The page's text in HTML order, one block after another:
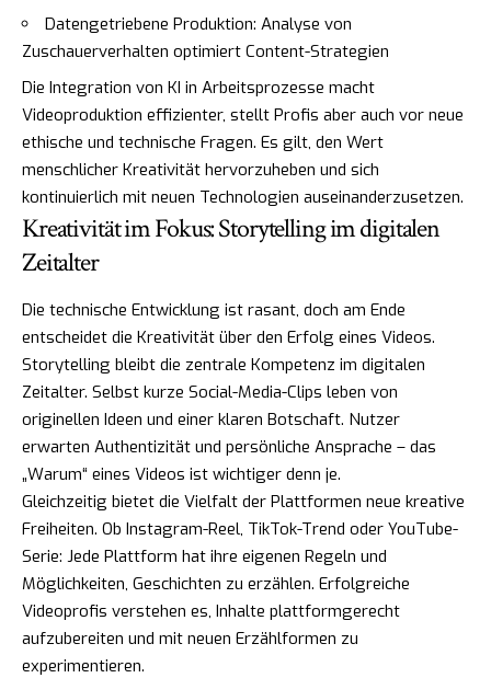
Datengetriebene Produktion: Analyse von
Zuschauerverhalten optimiert Content-Strategien
Die Integration von KI in Arbeitsprozesse macht
Videoproduktion effizienter, stellt Profis aber auch vor neue
ethische und technische Fragen. Es gilt, den Wert
menschlicher Kreativität hervorzuheben und sich
kontinuierlich mit neuen Technologien auseinanderzusetzen.
Kreativität im Fokus: Storytelling im digitalen
Zeitalter
Die technische Entwicklung ist rasant, doch am Ende
entscheidet die Kreativität über den Erfolg eines Videos.
Storytelling bleibt die zentrale Kompetenz im digitalen
Zeitalter. Selbst kurze Social-Media-Clips leben von
originellen Ideen und einer klaren Botschaft. Nutzer
erwarten Authentizität und persönliche Ansprache – das
„Warum“ eines Videos ist wichtiger denn je.
Gleichzeitig bietet die Vielfalt der Plattformen neue kreative
Freiheiten. Ob Instagram-Reel, TikTok-Trend oder YouTube-
Serie: Jede Plattform hat ihre eigenen Regeln und
Möglichkeiten, Geschichten zu erzählen. Erfolgreiche
Videoprofis verstehen es, Inhalte plattformgerecht
aufzubereiten und mit neuen Erzählformen zu
experimentieren.